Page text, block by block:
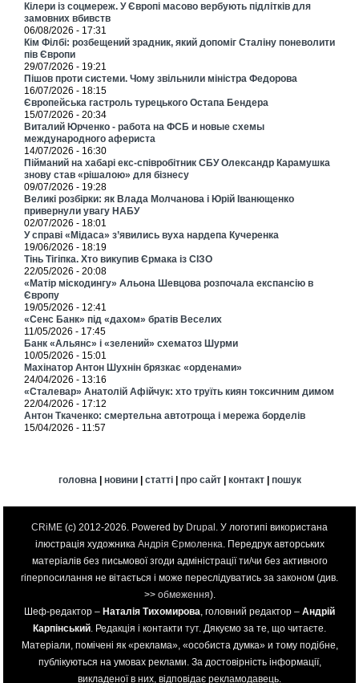
Кілери із соцмереж. У Європі масово вербують підлітків для
замовних вбивств
06/08/2026 - 17:31
Кім Філбі: розбещений зрадник, який допоміг Сталіну поневолити
пів Європи
29/07/2026 - 19:21
Пішов проти системи. Чому звільнили міністра Федорова
16/07/2026 - 18:15
Європейська гастроль турецького Остапа Бендера
15/07/2026 - 20:34
Виталий Юрченко - работа на ФСБ и новые схемы
международного афериста
14/07/2026 - 16:30
Пійманий на хабарі екс-співробітник СБУ Олександр Карамушка
знову став «рішалою» для бізнесу
09/07/2026 - 19:28
Великі розбірки: як Влада Молчанова і Юрій Іванющенко
привернули увагу НАБУ
02/07/2026 - 18:01
У справі «Мідаса» з’явились вуха нардепа Кучеренка
19/06/2026 - 18:19
Тінь Тігіпка. Хто викупив Єрмака із СІЗО
22/05/2026 - 20:08
«Матір міскодингу» Альона Шевцова розпочала експансію в
Європу
19/05/2026 - 12:41
«Сенс Банк» під «дахом» братів Веселих
11/05/2026 - 17:45
Банк «Альянс» і «зелений» схематоз Шурми
10/05/2026 - 15:01
Махінатор Антон Шухнін брязкає «орденами»
24/04/2026 - 13:16
«Сталевар» Анатолій Афійчук: хто труїть киян токсичним димом
22/04/2026 - 17:12
Антон Ткаченко: смертельна автотроща і мережа борделів
15/04/2026 - 11:57
головна| новини| статті| про сайт| контакт| пошук
CRiME (c) 2012-2026. Powered by Drupal . У логотипі використана
ілюстрація художника Андрія Єрмоленка. Передрук авторських
матеріалів без письмової згоди адміністрації ти/чи без активного
гіперпосилання не вітається і може переслідуватись за законом (див.
>> обмеження).
Шеф-редактор – Наталія Тихомирова, головний редактор – Андрій
Карпінський. Редакція і контакти тут. Дякуємо за те, що читаєте.
Матеріали, помічені як «реклама», «особиста думка» и тому подібне,
публікуються на умовах реклами. За достовірність інформації,
викладеної в них, відповідає рекламодавець.